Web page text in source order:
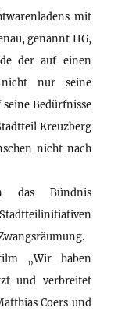
mit
genannt HG,
der auf einen
nicht nur seine
Bedürfnisse
Kreuzberg
nicht nach
das Bündnis
„Wir haben
und verbreitet
Coers und